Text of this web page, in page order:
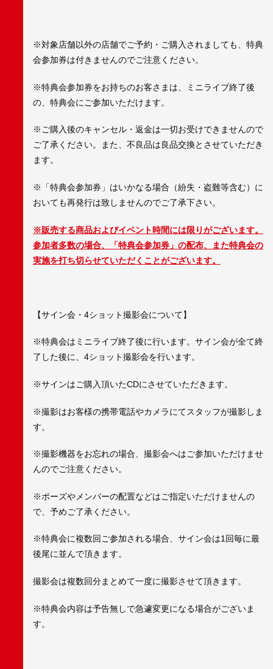
※対象店舗以外の店舗でご予約・ご購入されましても、特典
会参加券は付きませんのでご注意ください。
※特典会参加券をお持ちのお客さまは、ミニライブ終了後
の、特典会にご参加いただけます。
※ご購入後のキャンセル・返金は一切お受けできませんので
ご了承ください。また、不良品は良品交換とさせていただき
ます。
※「特典会参加券」はいかなる場合（紛失・盗難等含む）に
おいても再発行は致しませんのでご了承下さい。
※販売する商品およびイベント時間には限りがございます。
参加者多数の場合、
「特典会参加券」の配布、また特典会の
実施を打ち切らせていただくことがございます。
【サイン会・4ショット撮影会について】
※特典会はミニライブ終了後に行います。サイン会が全て終
了した後に、4ショット撮影会を行います。
※サインはご購入頂いたCDにさせていただきます。
※撮影はお客様の携帯電話やカメラにてスタッフが撮影しま
す。
※撮影機器をお忘れの場合、撮影会へはご参加いただけませ
んのでご注意ください。
※ポーズやメンバーの配置などはご指定いただけませんの
で、予めご了承ください。
※特典会に複数回ご参加される場合、サイン会は1回毎に最
後尾に並んで頂きます。
撮影会は複数回分まとめて一度に撮影させて頂きます。
※特典会内容は予告無しで急遽変更になる場合がございま
す。